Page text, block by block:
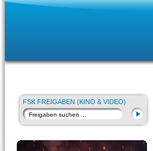
FSK FREIGABEN (KINO & VIDEO)